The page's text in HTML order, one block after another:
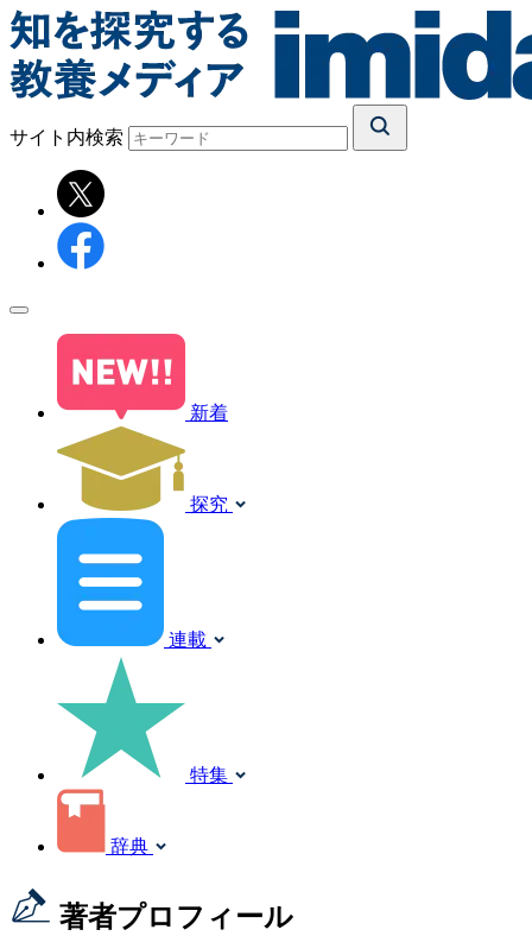
サイト内検索
新着
探究
連載
特集
辞典
著者プロフィール